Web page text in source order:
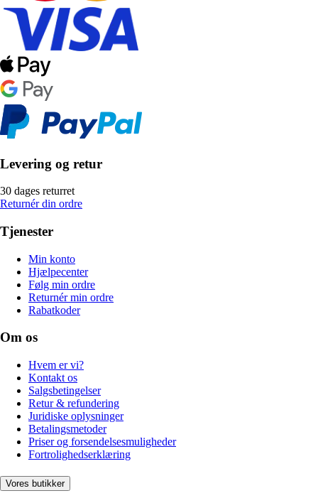
Levering og retur
30 dages returret
Returnér din ordre
Tjenester
Min konto
Hjælpecenter
Følg min ordre
Returnér min ordre
Rabatkoder
Om os
Hvem er vi?
Kontakt os
Salgsbetingelser
Retur & refundering
Juridiske oplysninger
Betalingsmetoder
Priser og forsendelsesmuligheder
Fortrolighedserklæring
Vores butikker